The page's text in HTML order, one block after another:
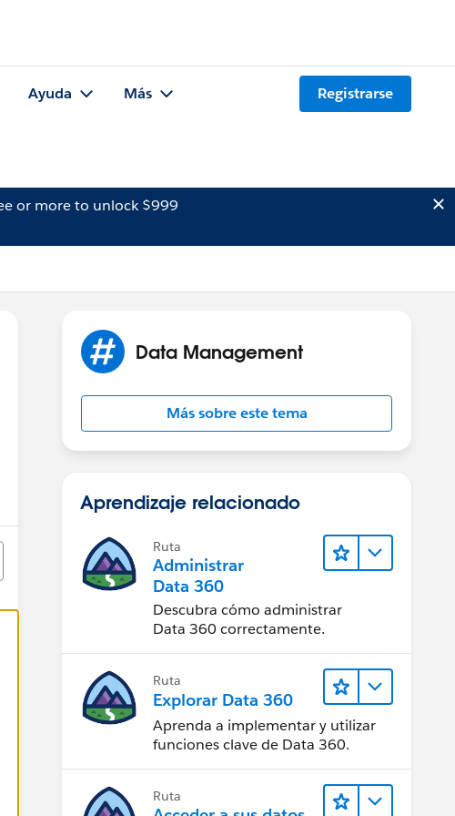
Ayuda Más Registrarse
or more to unlock $999
Data Management
Más sobre este tema
Aprendizaje relacionado
Ruta
Administrar
Data 360
Descubra cómo administrar
Data 360 correctamente.
Ruta
Explorar Data 360
Aprenda a implementar y utilizar
funciones clave de Data 360.
Ruta